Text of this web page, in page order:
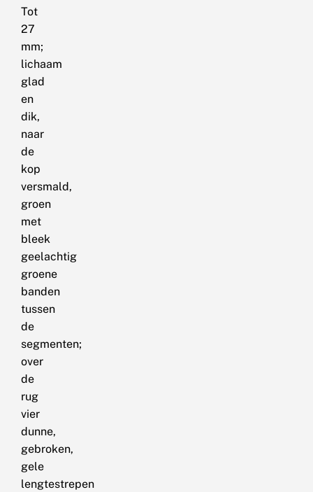
Tot
27
mm;
lichaam
glad
en
dik,
naar
de
kop
versmald,
groen
met
bleek
geelachtig
groene
banden
tussen
de
segmenten;
over
de
rug
vier
dunne,
gebroken,
gele
lengtestrepen